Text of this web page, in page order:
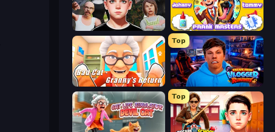
Schoolboy Escape: Runaway Johnny n Tommy - Prank Masters
Bad Cat - Granny's Return
Top
Escape from Vlogger: Runaway
Top